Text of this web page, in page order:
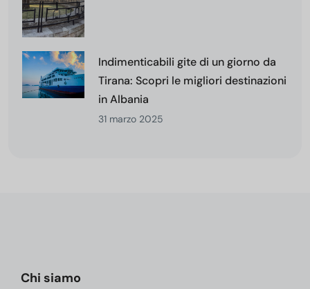
Indimenticabili gite di un giorno da
Tirana: Scopri le migliori destinazioni
in Albania
31 marzo 2025
Chi siamo